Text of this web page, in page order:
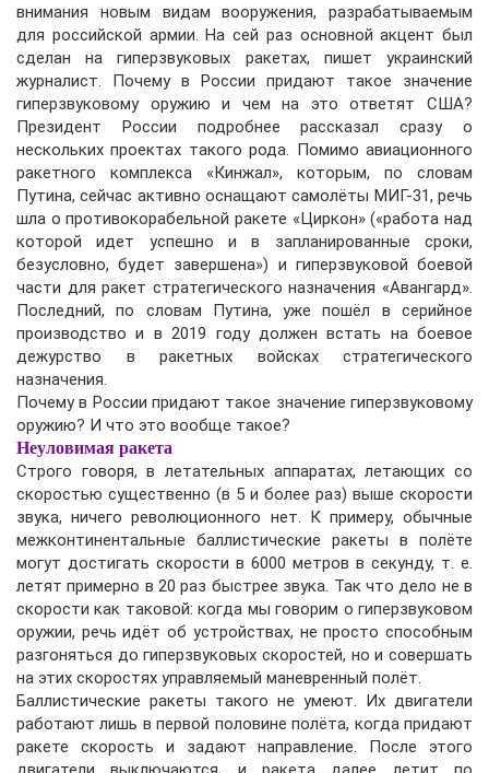
внимания новым видам вооружения, разрабатываемым
для российской армии. На сей раз основной акцент был
сделан на гиперзвуковых ракетах, пишет украинский
журналист. Почему в России придают такое значение
гиперзвуковому оружию и чем на это ответят США?
Президент России подробнее рассказал сразу о
нескольких проектах такого рода. Помимо авиационного
ракетного комплекса «Кинжал», которым, по словам
Путина, сейчас активно оснащают самолёты МИГ-31, речь
шла о противокорабельной ракете «Циркон» («работа над
которой идет успешно и в запланированные сроки,
безусловно, будет завершена») и гиперзвуковой боевой
части для ракет стратегического назначения «Авангард».
Последний, по словам Путина, уже пошёл в серийное
производство и в 2019 году должен встать на боевое
дежурство в ракетных войсках стратегического
назначения.
Почему в России придают такое значение гиперзвуковому
оружию? И что это вообще такое?
Неуловимая ракета
Строго говоря, в летательных аппаратах, летающих со
скоростью существенно (в 5 и более раз) выше скорости
звука, ничего революционного нет. К примеру, обычные
межконтинентальные баллистические ракеты в полёте
могут достигать скорости в 6000 метров в секунду, т. е.
летят примерно в 20 раз быстрее звука. Так что дело не в
скорости как таковой: когда мы говорим о гиперзвуковом
оружии, речь идёт об устройствах, не просто способным
разгоняться до гиперзвуковых скоростей, но и совершать
на этих скоростях управляемый маневренный полёт.
Баллистические ракеты такого не умеют. Их двигатели
работают лишь в первой половине полёта, когда придают
ракете скорость и задают направление. После этого